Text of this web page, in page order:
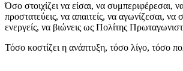
Όσο στοιχίζει να είσαι, να συμπεριφέρεσαι,
προστατεύεις, να απαιτείς, να αγωνίζεσαι, να
ενεργείς, να βιώνεις ως Πολίτης
Τόσο κοστίζει η ανάπτυξη, τόσο λίγο, τόσο